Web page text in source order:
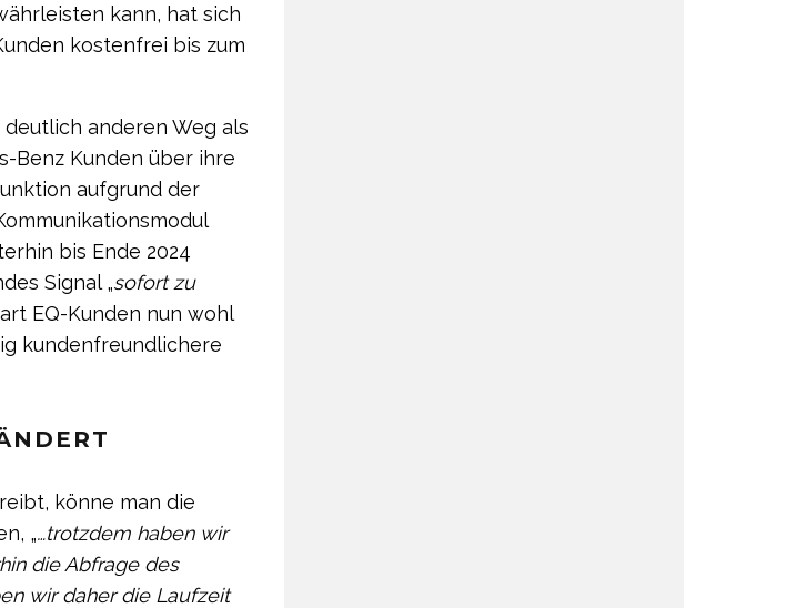
kann, hat sich
kostenfrei bis zum
anderen Weg als
Benz Kunden über ihre
aufgrund der
bis Ende 2024
Signal „sofort zu
EQ-Kunden nun wohl
kundenfreundlichere
könne man die
„…trotzdem haben wir
die Abfrage des
wir daher die Laufzeit